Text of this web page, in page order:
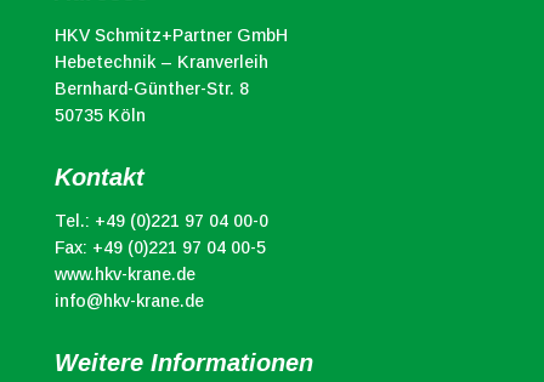
HKV Schmitz+Partner GmbH
Hebetechnik – Kranverleih
Bernhard-Günther-Str. 8
50735 Köln
Kontakt
Tel.: +49 (0)221 97 04 00-0
Fax: +49 (0)221 97 04 00-5
www.hkv-krane.de
info@hkv-krane.de
Weitere Informationen